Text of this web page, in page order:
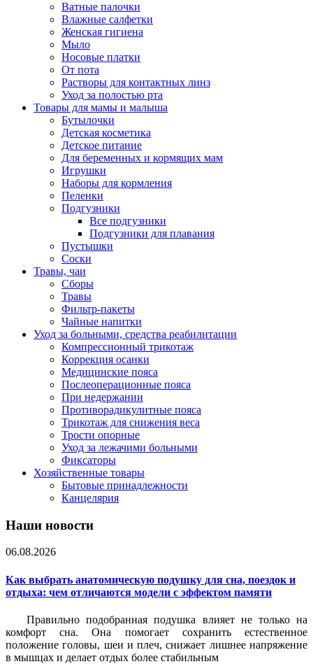
Ватные палочки
Влажные салфетки
Женская гигиена
Мыло
Носовые платки
От пота
Растворы для контактных линз
Уход за полостью рта
Товары для мамы и малыша
Бутылочки
Детская косметика
Детское питание
Для беременных и кормящих мам
Игрушки
Наборы для кормления
Пеленки
Подгузники
Все подгузники
Подгузники для плавания
Пустышки
Соски
Травы, чаи
Сборы
Травы
Фильтр-пакеты
Чайные напитки
Уход за больными, средства реабилитации
Компрессионный трикотаж
Коррекция осанки
Медицинские пояса
Послеоперационные пояса
При недержании
Противорадикулитные пояса
Трикотаж для снижения веса
Трости опорные
Уход за лежачими больными
Фиксаторы
Хозяйственные товары
Бытовые принадлежности
Канцелярия
Наши новости
06.08.2026
Как выбрать анатомическую подушку для сна, поездок и
отдыха: чем отличаются модели с эффектом памяти
Правильно подобранная подушка влияет не только на
комфорт сна. Она помогает сохранить естественное
положение головы, шеи и плеч, снижает лишнее напряжение
в мышцах и делает отдых более стабильным